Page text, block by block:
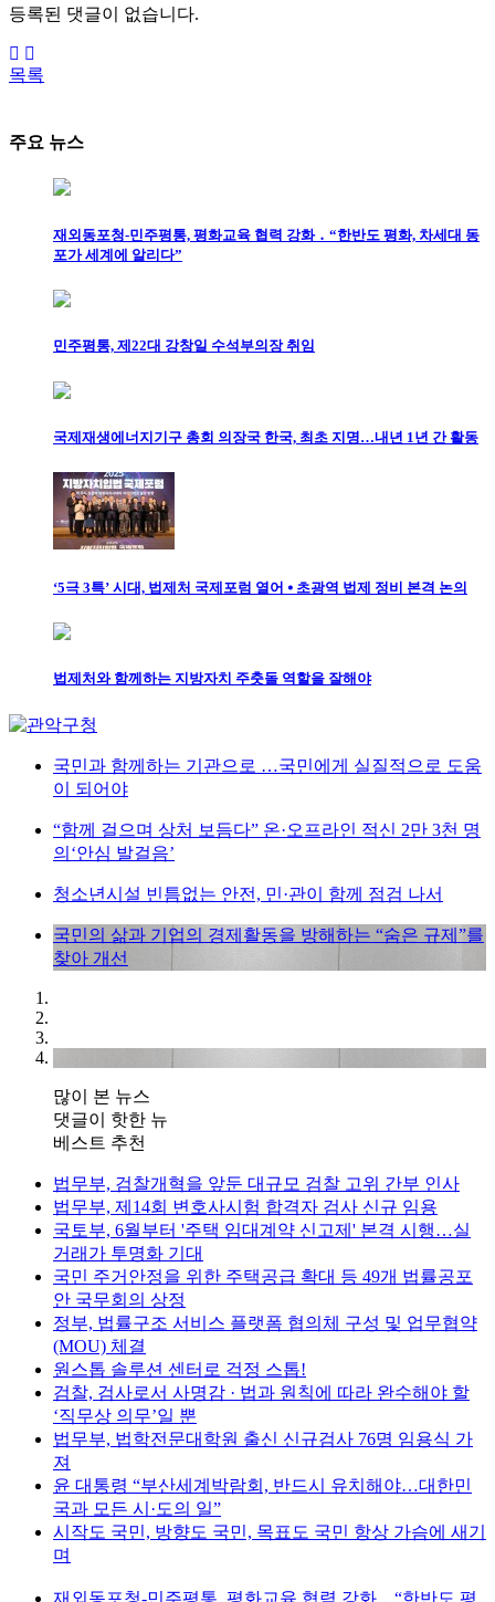
등록된 댓글이 없습니다.
목록
주요 뉴스
재외동포청-민주평통, 평화교육 협력 강화 ․ “한반도 평화, 차세대 동
포가 세계에 알리다”
민주평통, 제22대 강창일 수석부의장 취임
국제재생에너지기구 총회 의장국 한국, 최초 지명…내년 1년 간 활동
‘5극 3특’ 시대, 법제처 국제포럼 열어 ⦁ 초광역 법제 정비 본격 논의
법제처와 함께하는 지방자치 주춧돌 역할을 잘해야
국민과 함께하는 기관으로 …국민에게 실질적으로 도움
이 되어야
“함께 걸으며 상처 보듬다” 온·오프라인 적신 2만 3천 명
의‘안심 발걸음’
청소년시설 빈틈없는 안전, 민·관이 함께 점검 나서
국민의 삶과 기업의 경제활동을 방해하는 “숨은 규제”를
찾아 개선
많이 본 뉴스
댓글이 핫한 뉴
베스트 추천
법무부, 검찰개혁을 앞둔 대규모 검찰 고위 간부 인사
법무부, 제14회 변호사시험 합격자 검사 신규 임용
국토부, 6월부터 '주택 임대계약 신고제' 본격 시행…실
거래가 투명화 기대
국민 주거안정을 위한 주택공급 확대 등 49개 법률공포
안 국무회의 상정
정부, 법률구조 서비스 플랫폼 협의체 구성 및 업무협약
(MOU) 체결
원스톱 솔루션 센터로 걱정 스톱!
검찰, 검사로서 사명감 · 법과 원칙에 따라 완수해야 할
‘직무상 의무’일 뿐
법무부, 법학전문대학원 출신 신규검사 76명 임용식 가
져
윤 대통령 “부산세계박람회, 반드시 유치해야…대한민
국과 모든 시·도의 일”
시작도 국민, 방향도 국민, 목표도 국민 항상 가슴에 새기
며
재외동포청-민주평통, 평화교육 협력 강화 ․ “한반도 평